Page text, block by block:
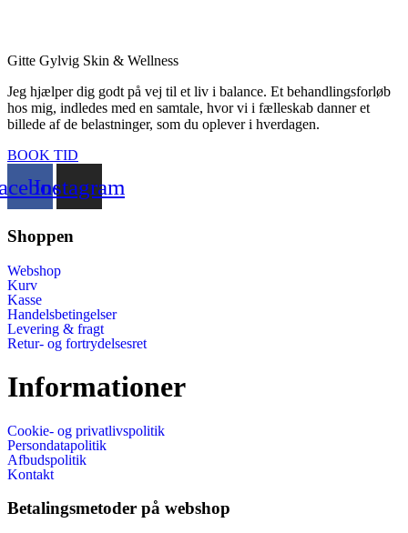
Gitte Gylvig Skin & Wellness
Jeg hjælper dig godt på vej til et liv i balance. Et behandlingsforløb
hos mig, indledes med en samtale, hvor vi i fælleskab danner et
billede af de belastninger, som du oplever i hverdagen.
BOOK TID
Instagram
Shoppen
Webshop
Kurv
Kasse
Handelsbetingelser
Levering & fragt
Retur- og fortrydelsesret
Informationer
Cookie- og privatlivspolitik
Persondatapolitik
Afbudspolitik
Kontakt
Betalingsmetoder på webshop